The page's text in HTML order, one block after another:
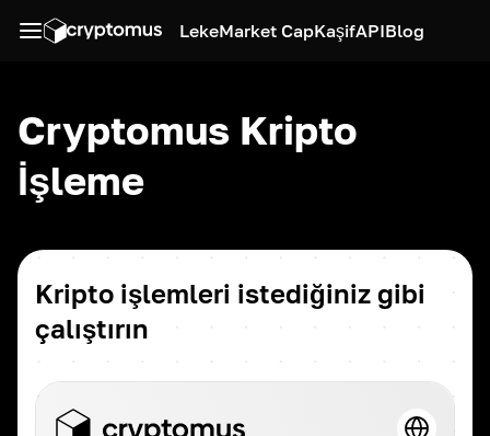
LekeMarket CapKaşifAPIBlog
Cryptomus Kripto
İşleme
Kripto işlemleri istediğiniz gibi
çalıştırın